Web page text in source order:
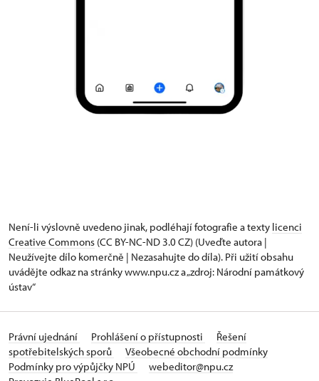
Není-li výslovně uvedeno jinak, podléhají fotografie a texty licenci
Creative Commons (CC BY-NC-ND 3.0 CZ) (Uveďte autora |
Neužívejte dílo komerčně | Nezasahujte do díla). Při užití obsahu
uvádějte odkaz na stránky www.npu.cz a „zdroj: Národní památkový
ústav“
Právní ujednání Prohlášení o přístupnosti
Řešení
spotřebitelských sporů
Všeobecné obchodní podmínky
Podmínky pro výpůjčky NPÚ
webeditor@npu.cz